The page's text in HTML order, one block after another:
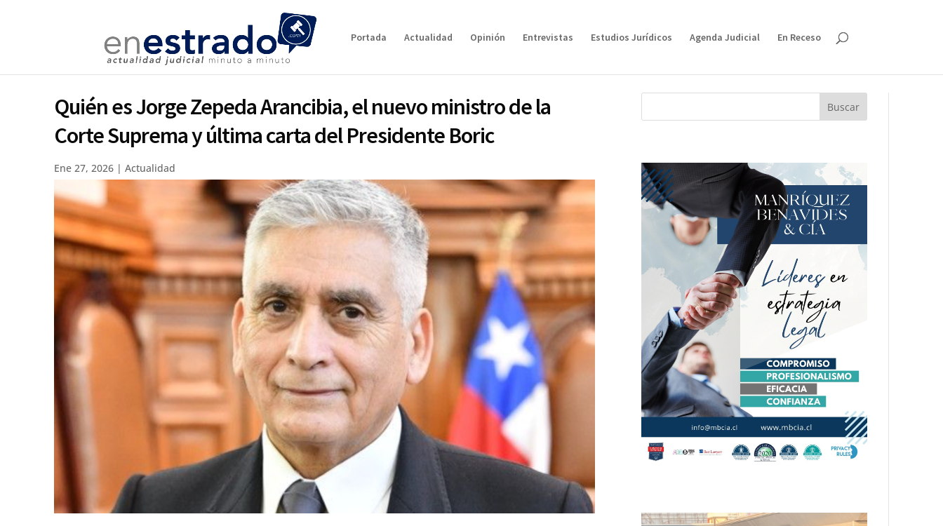
Portada Actualidad Opinión Entrevistas Estudios Jurídicos Agenda Judicial En Receso
Quién es Jorge Zepeda Arancibia, el nuevo ministro de la
Corte Suprema y última carta del Presidente Boric
Ene 27, 2026 |Actualidad